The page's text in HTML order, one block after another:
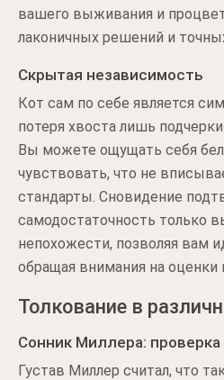
вашего выживания и
лаконичных решений и
Скрытая независимость
Кот сам по себе является
потеря хвоста лишь
Вы можете ощущать себя
чувствовать, что не
стандарты. Сновидение
самодостаточность только
непохожести, позволяя вам
обращая внимания на
Толкование в
Сонник Миллера: проверка
Густав Миллер считал, что